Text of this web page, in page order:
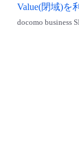
Value(閉域)を
docomo business